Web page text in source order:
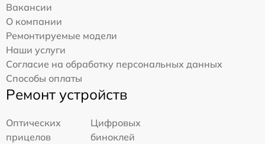
Вакансии
О компании
Ремонтируемые модели
Наши услуги
Согласие на обработку персональных данных
Способы оплаты
Ремонт устройств
Оптических
прицелов
Цифровых
биноклей